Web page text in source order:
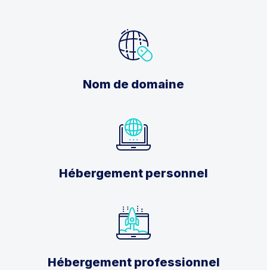
Nom de domaine
Hébergement personnel
Hébergement professionnel